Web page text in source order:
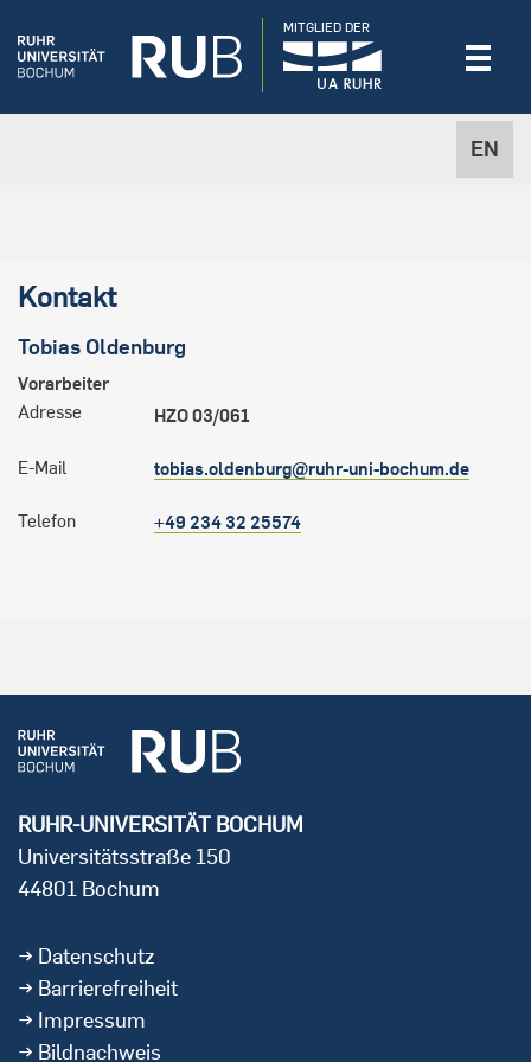
EN
MITGLIED DER
Kontakt
Tobias Oldenburg
Vorarbeiter
Adresse
HZO 03/061
E-Mail tobias.oldenburg@ruhr-uni-bochum.de
Telefon +49 234 32 25574
RUHR-UNIVERSITÄT BOCHUM
Universitätsstraße 150
44801 Bochum
Datenschutz
Barrierefreiheit
Impressum
Bildnachweis